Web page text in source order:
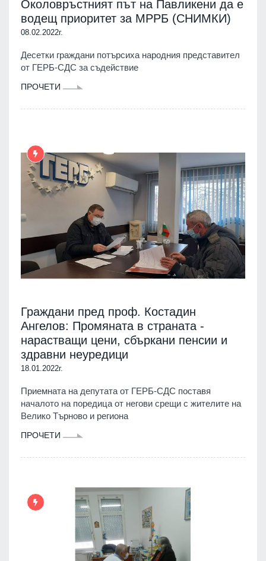
Околовръстният път на Павликени да е
водещ приоритет за МРРБ (СНИМКИ)
08.02.2022г.
Десетки граждани потърсиха народния представител
от ГЕРБ-СДС за съдействие
ПРОЧЕТИ
Граждани пред проф. Костадин
Ангелов: Промяната в страната -
нарастващи цени, сбъркани пенсии и
здравни неуредици
18.01.2022г.
Приемната на депутата от ГЕРБ-СДС поставя
началото на поредица от негови срещи с жителите на
Велико Търново и региона
ПРОЧЕТИ